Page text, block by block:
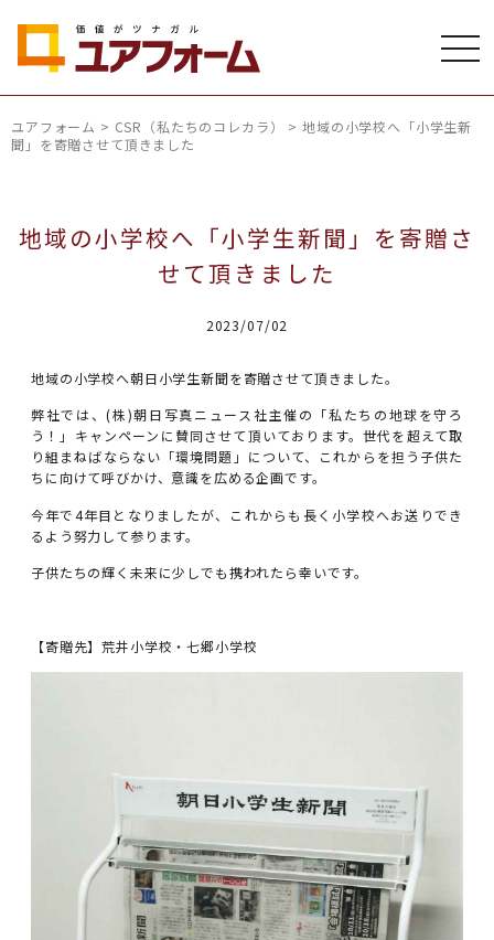
ユアフォーム > CSR（私たちのコレカラ） >地域の小学校へ「小学生新
聞」を寄贈させて頂きました
地域の小学校へ「小学生新聞」を寄贈さ
せて頂きました
2023/07/02
地域の小学校へ朝日小学生新聞を寄贈させて頂きました。
弊社では、(株)朝日写真ニュース社主催の「私たちの地球を守ろ
う！」キャンペーンに賛同させて頂いております。世代を超えて取
り組まねばならない「環境問題」について、これからを担う子供た
ちに向けて呼びかけ、意識を広める企画です。
今年で4年目となりましたが、これからも長く小学校へお送りでき
るよう努力して参ります。
子供たちの輝く未来に少しでも携われたら幸いです。
【寄贈先】荒井小学校・七郷小学校